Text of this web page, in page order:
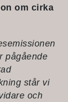
om cirka
pågående
står vi
och